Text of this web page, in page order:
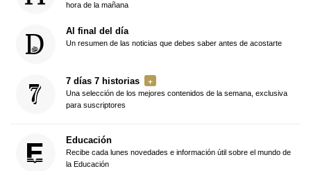
hora de la mañana
Al final del día
Un resumen de las noticias que debes saber antes de acostarte
7 días 7 historias
Una selección de los mejores contenidos de la semana, exclusiva
para suscriptores
Educación
Recibe cada lunes novedades e información útil sobre el mundo de
la Educación